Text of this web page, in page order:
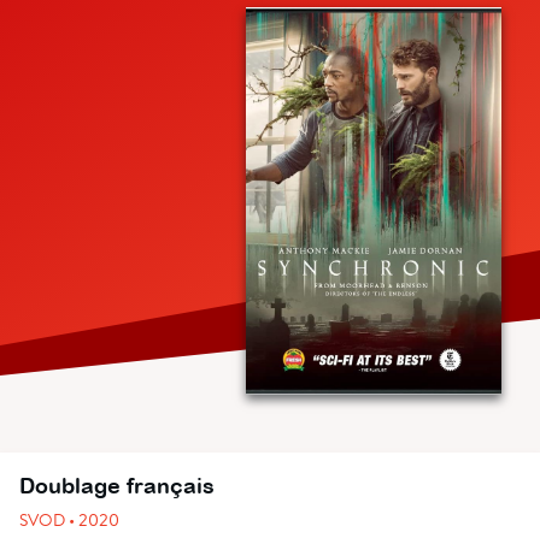
Doublage français
SVOD • 2020